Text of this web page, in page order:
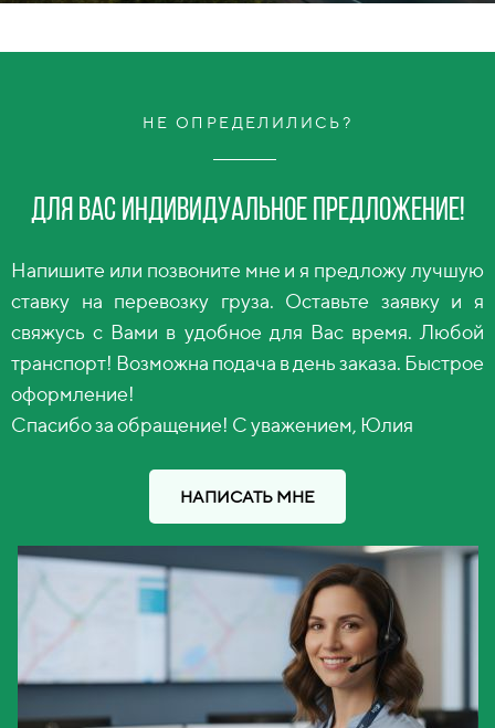
НЕ ОПРЕДЕЛИЛИСЬ?
Для вас индивидуальное предложение!
Напишите или позвоните мне и я предложу лучшую
ставку на перевозку груза. Оставьте заявку и я
свяжусь с Вами в удобное для Вас время. Любой
транспорт! Возможна подача в день заказа. Быстрое
оформление!
Спасибо за обращение! С уважением, Юлия
НАПИСАТЬ МНЕ